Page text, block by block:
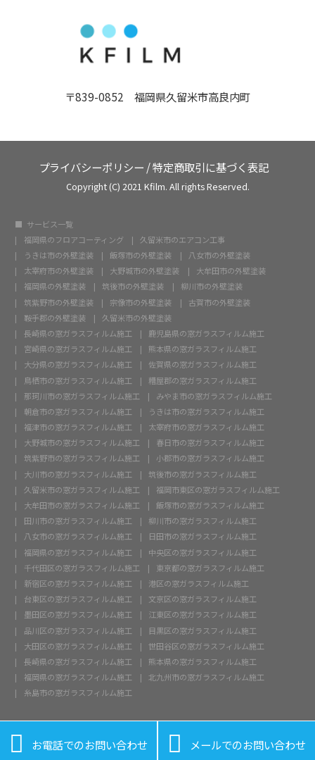
〒839-0852 福岡県久留米市高良内町
プライバシーポリシー /特定商取引に基づく表記
Copyright (C) 2021 Kfilm. All rights Reserved.
サービス一覧
福岡県のフロアコーティング
久留米市のエアコン工事
うきは市の外壁塗装
飯塚市の外壁塗装
八女市の外壁塗装
太宰府市の外壁塗装
大野城市の外壁塗装
大牟田市の外壁塗装
福岡県の外壁塗装
筑後市の外壁塗装
柳川市の外壁塗装
筑紫野市の外壁塗装
宗像市の外壁塗装
古賀市の外壁塗装
鞍手郡の外壁塗装
久留米市の外壁塗装
長崎県の窓ガラスフィルム施工
鹿児島県の窓ガラスフィルム施工
宮崎県の窓ガラスフィルム施工
熊本県の窓ガラスフィルム施工
大分県の窓ガラスフィルム施工
佐賀県の窓ガラスフィルム施工
鳥栖市の窓ガラスフィルム施工
糟屋郡の窓ガラスフィルム施工
那珂川市の窓ガラスフィルム施工
みやま市の窓ガラスフィルム施工
朝倉市の窓ガラスフィルム施工
うきは市の窓ガラスフィルム施工
福津市の窓ガラスフィルム施工
太宰府市の窓ガラスフィルム施工
大野城市の窓ガラスフィルム施工
春日市の窓ガラスフィルム施工
筑紫野市の窓ガラスフィルム施工
小郡市の窓ガラスフィルム施工
大川市の窓ガラスフィルム施工
筑後市の窓ガラスフィルム施工
久留米市の窓ガラスフィルム施工
福岡市東区の窓ガラスフィルム施工
大牟田市の窓ガラスフィルム施工
飯塚市の窓ガラスフィルム施工
田川市の窓ガラスフィルム施工
柳川市の窓ガラスフィルム施工
八女市の窓ガラスフィルム施工
日田市の窓ガラスフィルム施工
福岡県の窓ガラスフィルム施工
中央区の窓ガラスフィルム施工
千代田区の窓ガラスフィルム施工
東京都の窓ガラスフィルム施工
新宿区の窓ガラスフィルム施工
港区の窓ガラスフィルム施工
台東区の窓ガラスフィルム施工
文京区の窓ガラスフィルム施工
墨田区の窓ガラスフィルム施工
江東区の窓ガラスフィルム施工
品川区の窓ガラスフィルム施工
目黒区の窓ガラスフィルム施工
大田区の窓ガラスフィルム施工
世田谷区の窓ガラスフィルム施工
長崎県の窓ガラスフィルム施工
熊本県の窓ガラスフィルム施工
福岡県の窓ガラスフィルム施工
北九州市の窓ガラスフィルム施工
糸島市の窓ガラスフィルム施工
 お電話でのお問い合わせ  メールでのお問い合わせ